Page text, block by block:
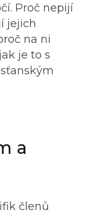
Proč nepijí
jejich
na ni
je to s
a
členů